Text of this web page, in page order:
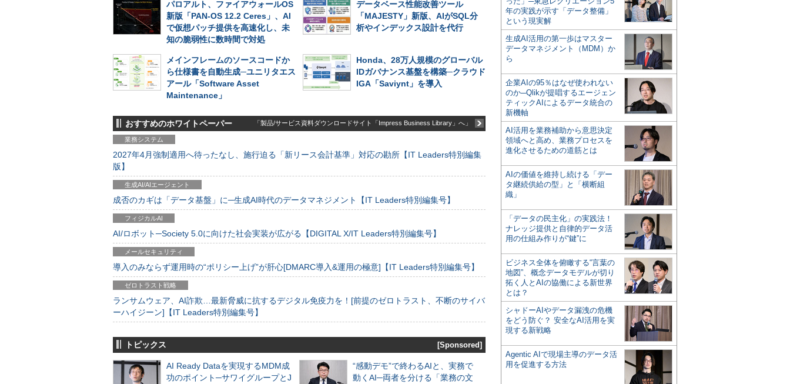
パロアルト、ファイアウォールOS
新版「PAN-OS 12.2 Ceres」、AI
で仮想パッチ提供を高速化し、未
知の脆弱性に数時間で対処
データベース性能改善ツール
「MAJESTY」新版、AIがSQL分
析やインデックス設計を代行
メインフレームのソースコードか
ら仕様書を自動生成─ユニリタエス
アール「Software Asset
Maintenance」
Honda、28万人規模のグローバル
IDガバナンス基盤を構築─クラウド
IGA「Saviynt」を導入
おすすめのホワイトペーパー 「製品/サービス資料ダウンロードサイト「Impress Business Library」へ」
業務システム
2027年4月強制適用へ待ったなし、施行迫る「新リース会計基準」対応の勘所【IT Leaders特別編集
版】
生成AI/AIエージェント
成否のカギは「データ基盤」に─生成AI時代のデータマネジメント【IT Leaders特別編集号】
フィジカルAI
AI/ロボット─Society 5.0に向けた社会実装が広がる【DIGITAL X/IT Leaders特別編集号】
メールセキュリティ
導入のみならず運用時の“ポリシー上げ”が肝心[DMARC導入&運用の極意]【IT Leaders特別編集号】
ゼロトラスト戦略
ランサムウェア、AI詐欺…最新脅威に抗するデジタル免疫力を！[前提のゼロトラスト、不断のサイバ
ーハイジーン]【IT Leaders特別編集号】
トピックス [Sponsored]
AI Ready Dataを実現するMDM成
功のポイント─サワイグループとJ
“感動デモ”で終わるAIと、実務で
動くAI─両者を分ける「業務の文
年の実践が示す「データ整備」
という現実解
生成AI活用の第一歩はマスター
データマネジメント（MDM）か
ら
企業AIの95％はなぜ使われない
のか─Qlikが提唱するエージェン
ティックAIによるデータ統合の
新機軸
AI活用を業務補助から意思決定
領域へと高め、業務プロセスを
進化させるための道筋とは
AIの価値を維持し続ける「デー
タ継続供給の型」と「横断組
織」
「データの民主化」の実践法！
ナレッジ提供と自律的データ活
用の仕組み作りが“鍵”に
ビジネス全体を俯瞰する“言葉の
地図”、概念データモデルが切り
拓く人とAIの協働による新世界
とは？
シャドーAIやデータ漏洩の危機
をどう防ぐ？ 安全なAI活用を実
現する新戦略
Agentic AIで現場主導のデータ活
用を促進する方法